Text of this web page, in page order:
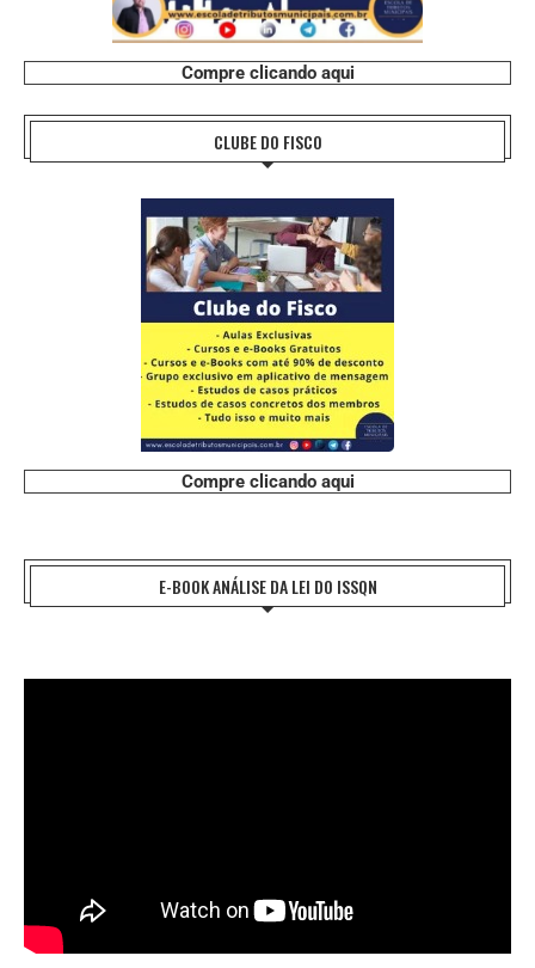
Compre clicando aqui
CLUBE DO FISCO
Compre clicando aqui
E-BOOK ANÁLISE DA LEI DO ISSQN